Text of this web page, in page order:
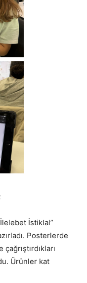
İstiklal”
Posterlerde
Ürünler kat